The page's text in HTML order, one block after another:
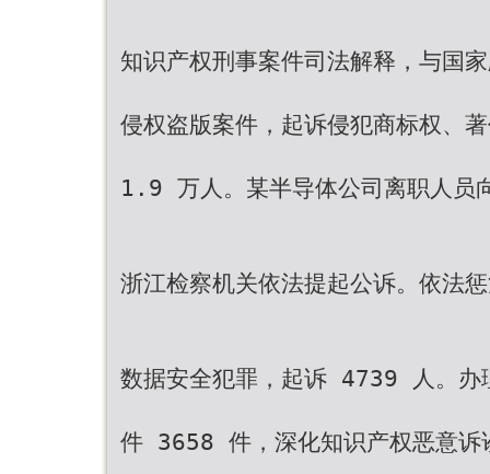
知识产权刑事案件司法解释，与国
侵权盗版案件，起诉侵犯商标权、
1.9 万人。某半导体公司离职人员
浙江检察机关依法提起公诉。依法
数据安全犯罪，起诉 4739 人。办
件 3658 件，深化知识产权恶意诉